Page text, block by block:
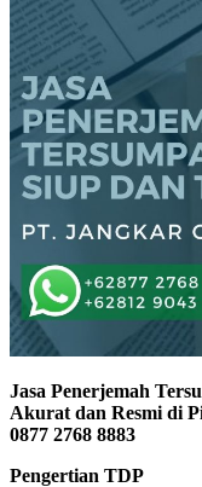
Jasa Penerjemah
Akurat dan Resmi di
0877 2768 8883
Pengertian TDP